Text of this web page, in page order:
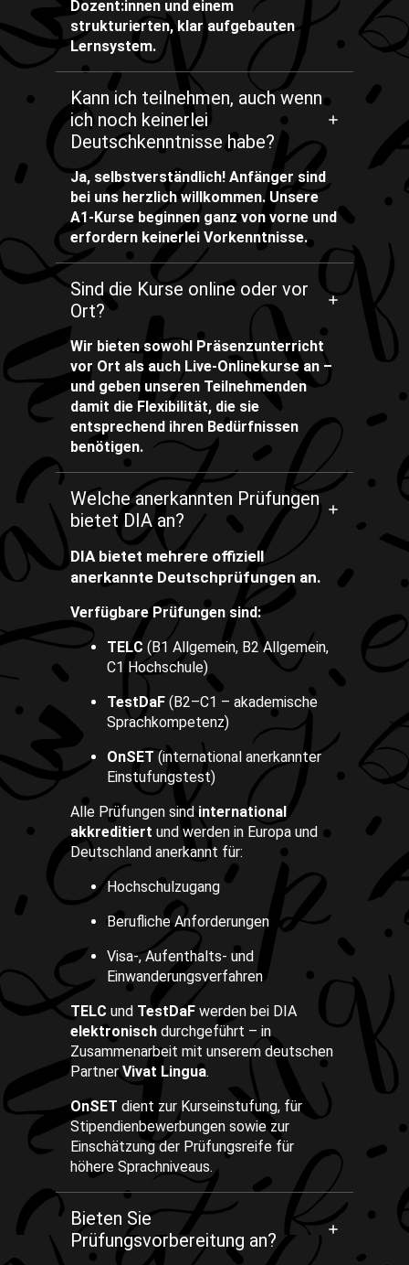
Dozent:innen und einem
strukturierten, klar aufgebauten
Lernsystem.
Kann ich teilnehmen, auch wenn
ich noch keinerlei
Deutschkenntnisse habe?
Ja, selbstverständlich! Anfänger sind
bei uns herzlich willkommen. Unsere
A1-Kurse beginnen ganz von vorne und
erfordern keinerlei Vorkenntnisse.
Sind die Kurse online oder vor
Ort?
Wir bieten sowohl Präsenzunterricht
vor Ort als auch Live-Onlinekurse an –
und geben unseren Teilnehmenden
damit die Flexibilität, die sie
entsprechend ihren Bedürfnissen
benötigen.
Welche anerkannten Prüfungen
bietet DIA an?
DIA bietet mehrere offiziell
anerkannte Deutschprüfungen an.
Verfügbare Prüfungen sind:
TELC (B1 Allgemein, B2 Allgemein,
C1 Hochschule)
TestDaF(B2–C1 – akademische
Sprachkompetenz)
OnSET (international anerkannter
Einstufungstest)
Alle Prüfungen sindinternational
akkreditiert und werden in Europa und
Deutschland anerkannt für:
Hochschulzugang
Berufliche Anforderungen
Visa-, Aufenthalts- und
Einwanderungsverfahren
TELC und TestDaFwerden bei DIA
elektronischdurchgeführt – in
Zusammenarbeit mit unserem deutschen
PartnerVivat Lingua.
OnSET dient zur Kurseinstufung, für
Stipendienbewerbungen sowie zur
Einschätzung der Prüfungsreife für
höhere Sprachniveaus.
Bieten Sie
Prüfungsvorbereitung an?